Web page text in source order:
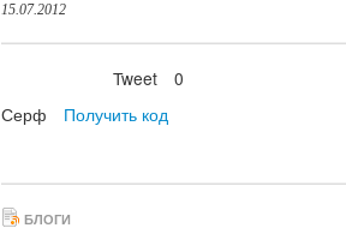
15.07.2012
Tweet
0
Серф
Получить код
БЛОГИ